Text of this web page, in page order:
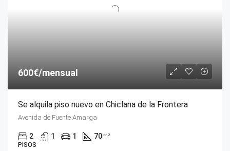
600€/mensual
Se alquila piso nuevo en Chiclana de la Frontera
Avenida de Fuente Amarga
2 1 1 70m²
PISOS